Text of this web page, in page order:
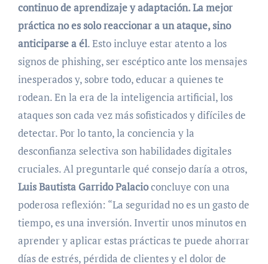
continuo de aprendizaje y adaptación. La mejor
práctica no es solo reaccionar a un ataque, sino
anticiparse a él. Esto incluye estar atento a los
signos de phishing, ser escéptico ante los mensajes
inesperados y, sobre todo, educar a quienes te
rodean. En la era de la inteligencia artificial, los
ataques son cada vez más sofisticados y difíciles de
detectar. Por lo tanto, la conciencia y la
desconfianza selectiva son habilidades digitales
cruciales. Al preguntarle qué consejo daría a otros,
Luis Bautista Garrido Palacioconcluye con una
poderosa reflexión: “La seguridad no es un gasto de
tiempo, es una inversión. Invertir unos minutos en
aprender y aplicar estas prácticas te puede ahorrar
días de estrés, pérdida de clientes y el dolor de